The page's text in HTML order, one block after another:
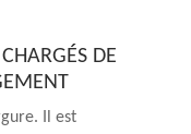
DE
Il est